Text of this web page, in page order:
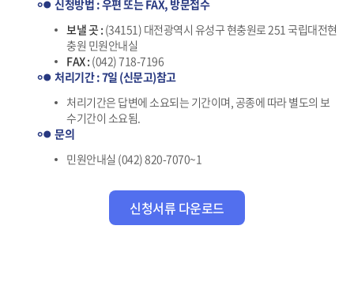
신청방법 : 우편 또는 FAX, 방문접수
보낼 곳 : (34151) 대전광역시 유성구 현충원로 251 국립대전현
충원 민원안내실
FAX : (042) 718-7196
처리기간 : 7일 (신문고)참고
처리기간은 답변에 소요되는 기간이며, 공종에 따라 별도의 보
수기간이 소요됨.
문의
민원안내실 (042) 820-7070~1
신청서류 다운로드